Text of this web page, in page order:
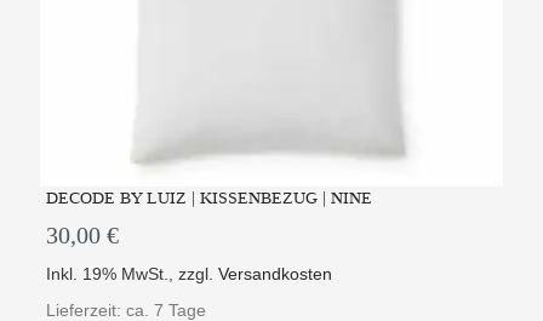
DECODE BY LUIZ | KISSENBEZUG | NINE
30,00 €
Inkl. 19% MwSt. ,zzgl.Versandkosten
Lieferzeit: ca. 7 Tage